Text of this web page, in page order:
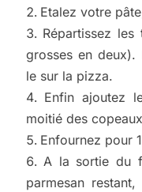
Etalez votre
Répartissez
grosses en
le sur la pizza.
Enfin ajoutez
moitié des
Enfournez pour
A la sortie du
parmesan